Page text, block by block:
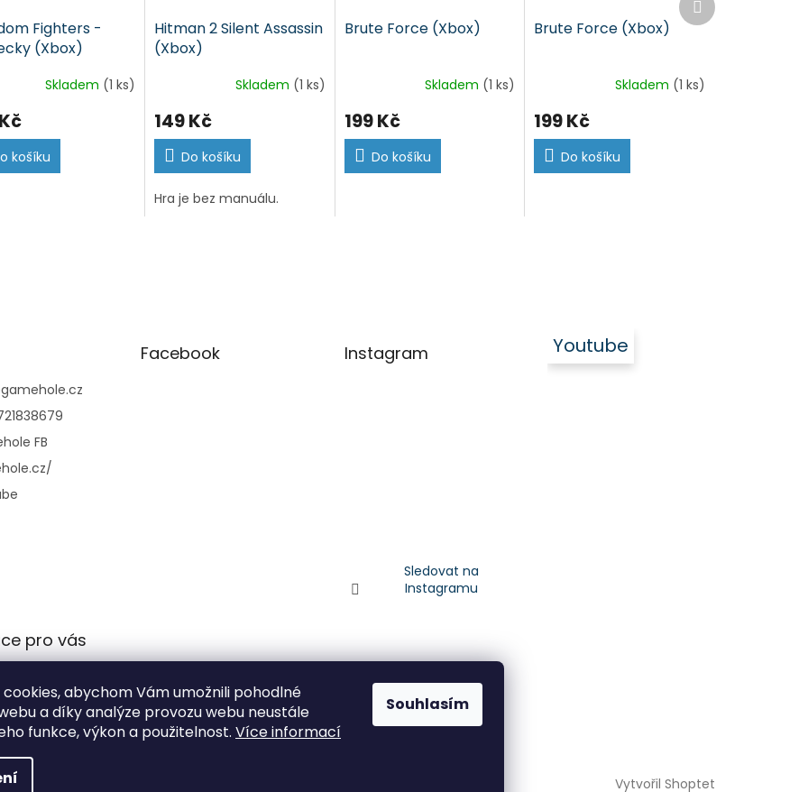
abychom Vám umožnili pohodlné
a díky analýze provozu webu neustále
funkce, výkon a použitelnost. Více informací
Souhlasím
Fighters -
(Xbox)
Skladem (1 ks)
košíku
Hitman 2 Silent Assassin
(Xbox)
Skladem (1 ks)
149 Kč
Do košíku
Hra je bez manuálu.
Brute Force (Xbox)
Skladem (1 ks)
199 Kč
Do košíku
Brute Force (Xbox)
Skladem (1 ks)
199 Kč
Do košíku
produkt
gamehole.cz
FB
Facebook Instagram
Sledovat na
Instagramu
Youtube
pro vás
Vytvořil Shoptet